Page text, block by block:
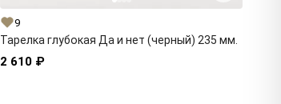
9
Тарелка глубокая Да и нет (черный) 235 мм.
2 610 ₽